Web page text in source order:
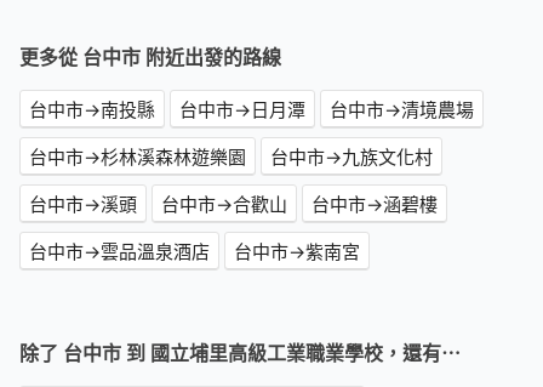
更多從 台中市 附近出發的路線
台中市→南投縣 台中市→日月潭
台中市→清境農場
台中市→杉林溪森林遊樂園
台中市→九族文化村
台中市→溪頭
台中市→合歡山
台中市→涵碧樓
台中市→雲品溫泉酒店
台中市→紫南宮
除了 台中市 到 國立埔里高級工業職業學校，還有⋯